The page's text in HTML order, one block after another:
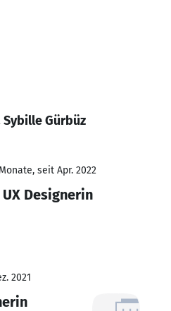
Gürbüz
seit Apr. 2022
Designerin
2021